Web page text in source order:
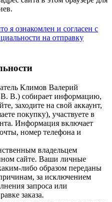
я ознакомлен и согласен с
на отправку
Климов Валерий
В.) собирает информацию,
заходите на свой аккаунт,
покупку), участвуете в
Информация включает
номер телефона и
владельцем
сайте. Ваши личные
либо образом переданы
за исключением
запроса или
заказа.